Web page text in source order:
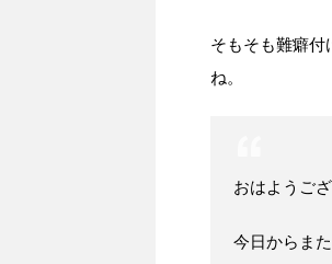
そもそも難癖付
ね。
おはようご
今日からま